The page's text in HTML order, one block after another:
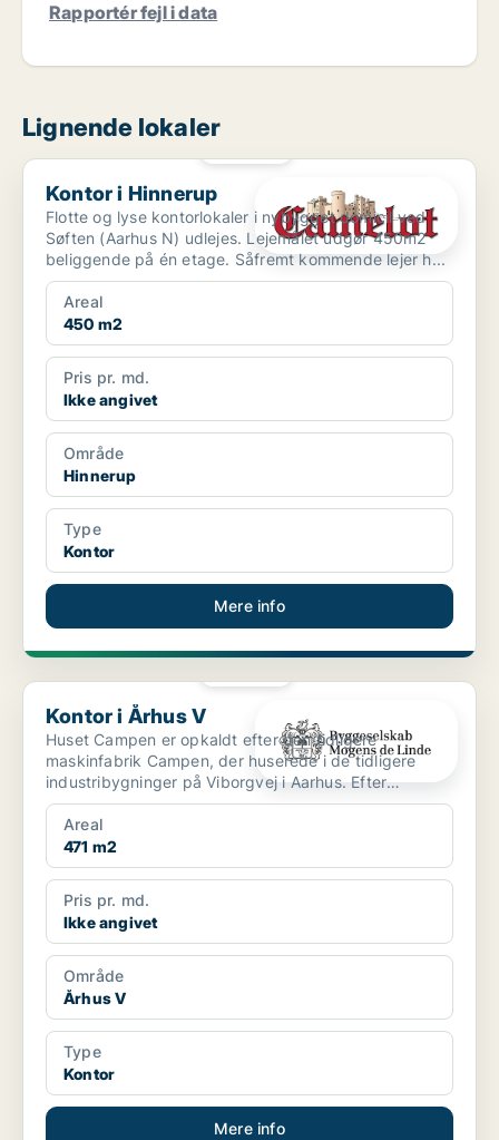
Rapportér fejl i data
Lignende lokaler
Kontor i Hinnerup
Kontor i Hinnerup
Flotte og lyse kontorlokaler i nybygget domicil ved
Søften (Aarhus N) udlejes. Lejemålet udgør 450m2
beliggende på én etage. Såfremt kommende lejer h...
Areal
450 m2
Pris pr. md.
Ikke angivet
Område
Hinnerup
Type
Kontor
Mere info
Kontor i Århus V
Kontor i Århus V
Huset Campen er opkaldt efter den tidligere
maskinfabrik Campen, der huserede i de tidligere
industribygninger på Viborgvej i Aarhus. Efter
omfattende istand...
Areal
471 m2
Pris pr. md.
Ikke angivet
Område
Århus V
Type
Kontor
Mere info